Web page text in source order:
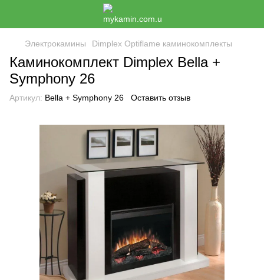
Электрокамины Dimplex Optiflame каминокомплекты
Каминокомплект Dimplex Bella +
Symphony 26
Артикул: Bella + Symphony 26 Оставить отзыв